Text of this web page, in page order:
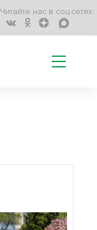
Читайте нас в соц.сетях: